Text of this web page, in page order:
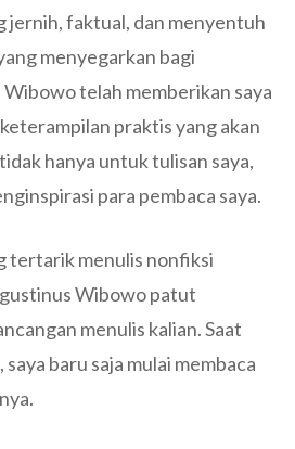
jernih, faktual, dan menyentuh
menyegarkan bagi
telah memberikan saya
praktis yang akan
hanya untuk tulisan saya,
para pembaca saya.
tertarik menulis nonfiksi
Wibowo patut
menulis kalian. Saat
baru saja mulai membaca